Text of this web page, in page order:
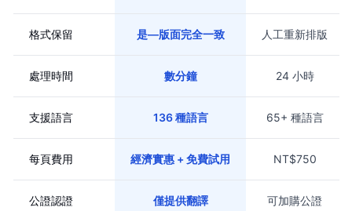
格式保留 是—版面完全一致 人工重新排版
處理時間 數分鐘 24 小時
支援語言 136 種語言 65+ 種語言
每頁費用 經濟實惠 + 免費試用 NT$750
公證認證 僅提供翻譯 可加購公證